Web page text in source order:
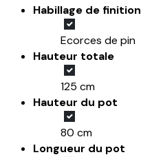
Habillage de finition
Ecorces de pin
Hauteur totale
125 cm
Hauteur du pot
80 cm
Longueur du pot